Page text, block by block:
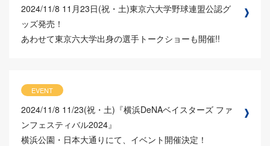
2024/11/8 11月23日(祝・土)東京六大学野球連盟公認グ
ッズ発売！
あわせて東京六大学出身の選手トークショーも開催!!
EVENT
2024/11/8 11/23(祝・土)『横浜DeNAベイスターズ ファ
ンフェスティバル2024』
横浜公園・日本大通りにて、イベント開催決定！